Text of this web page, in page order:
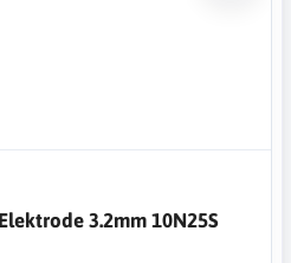
3.2mm 10N25S